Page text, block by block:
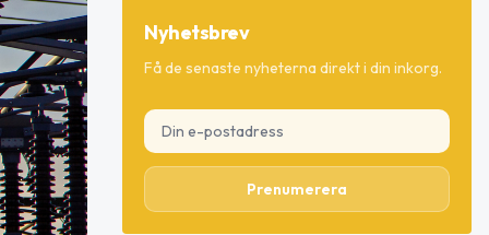
Nyhetsbrev
Få de senaste nyheterna direkt i din inkorg.
Prenumerera